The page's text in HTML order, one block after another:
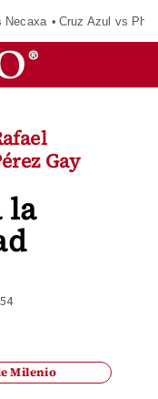
Necaxa Cruz Azul vs
la
Gay
Milenio